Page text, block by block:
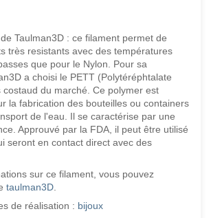
Taulman3D : ce filament permet de
très resistants avec des températures
que pour le Nylon. Pour sa
a choisi le PETT (Polytéréphtalate
du marché. Ce polymer est
la fabrication des bouteilles ou containers
de l'eau. Il se caractérise par une
Approuvé par la FDA, il peut être utilisé
seront en contact direct avec des
sur ce filament, vous pouvez
taulman3D.
de réalisation : bijoux